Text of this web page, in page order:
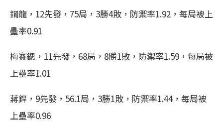
鋼龍，12先發，75局，3勝4敗，防禦率1.92，每局被上
壘率0.91
梅賽鍶，11先發，68局，8勝1敗，防禦率1.59，每局被
上壘率1.01
蔣銲，9先發，56.1局，3勝1敗，防禦率1.44，每局被
上壘率0.96